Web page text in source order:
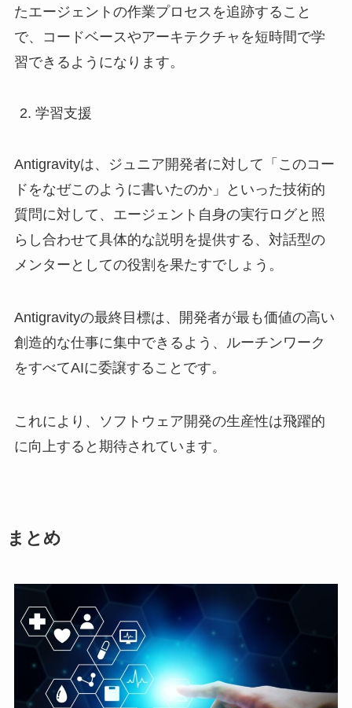
たエージェントの作業プロセスを追跡すること
で、コードベースやアーキテクチャを短時間で学
習できるようになります。
学習支援
Antigravityは、ジュニア開発者に対して「このコー
ドをなぜこのように書いたのか」といった技術的
質問に対して、エージェント自身の実行ログと照
らし合わせて具体的な説明を提供する、対話型の
メンターとしての役割を果たすでしょう。
Antigravityの最終目標は、開発者が最も価値の高い
創造的な仕事に集中できるよう、ルーチンワーク
をすべてAIに委譲することです。
これにより、ソフトウェア開発の生産性は飛躍的
に向上すると期待されています。
まとめ